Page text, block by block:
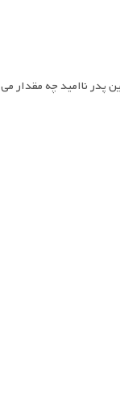
پدر ناامید چه مقدار می